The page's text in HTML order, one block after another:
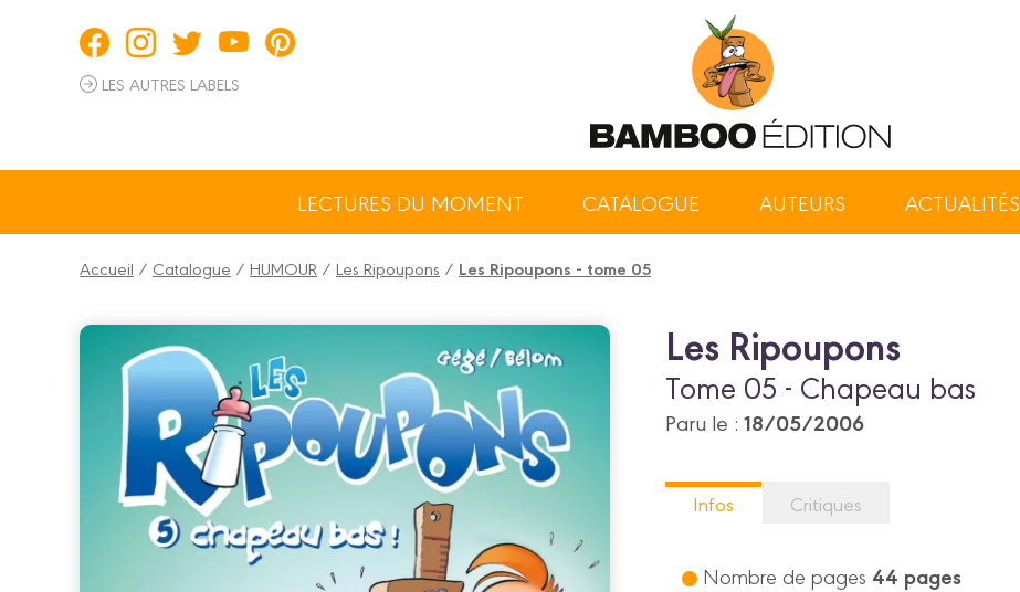
LES AUTRES LABELS
LECTURES DU MOMENT CATALOGUE AUTEURS ACTUALITÉS
Accueil / Catalogue / HUMOUR / Les Ripoupons / Les Ripoupons - tome 05
Les Ripoupons
Tome 05 - Chapeau bas
Paru le : 18/05/2006
Infos Critiques
Nombre de pages 44 pages